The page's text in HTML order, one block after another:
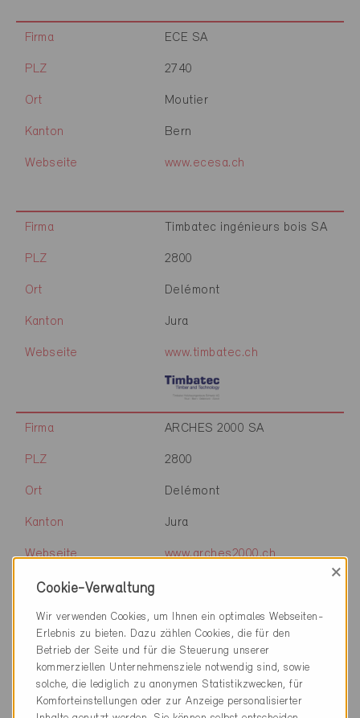
Firma ECE SA
PLZ 2740
Ort Moutier
Kanton Bern
Webseite www.ecesa.ch
Firma Timbatec ingénieurs bois SA
PLZ 2800
Ort Delémont
Kanton Jura
Webseite www.timbatec.ch
Firma ARCHES 2000 SA
PLZ 2800
Ort Delémont
Kanton Jura
Webseite www.arches2000.ch
Firma Planair SA
PLZ 2800
Ort Delémont
Kanton Jura
Cookie-Verwaltung
×
Wir verwenden Cookies, um Ihnen ein optimales Webseiten-
Erlebnis zu bieten. Dazu zählen Cookies, die für den
Betrieb der Seite und für die Steuerung unserer
kommerziellen Unternehmensziele notwendig sind, sowie
solche, die lediglich zu anonymen Statistikzwecken, für
Komforteinstellungen oder zur Anzeige personalisierter